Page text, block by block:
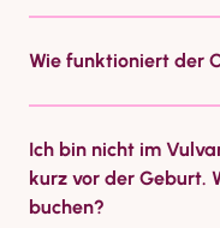
Wie funktioniert der
Ich bin nicht im
kurz vor der Geburt.
buchen?